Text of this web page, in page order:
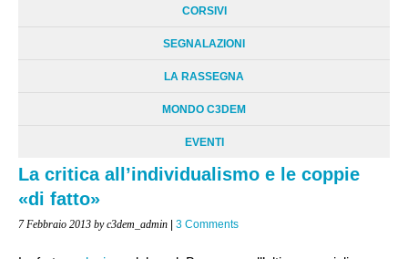
CORSIVI
SEGNALAZIONI
LA RASSEGNA
MONDO C3DEM
EVENTI
La critica all’individualismo e le coppie
«di fatto»
7 Febbraio 2013 by c3dem_admin | 3 Comments